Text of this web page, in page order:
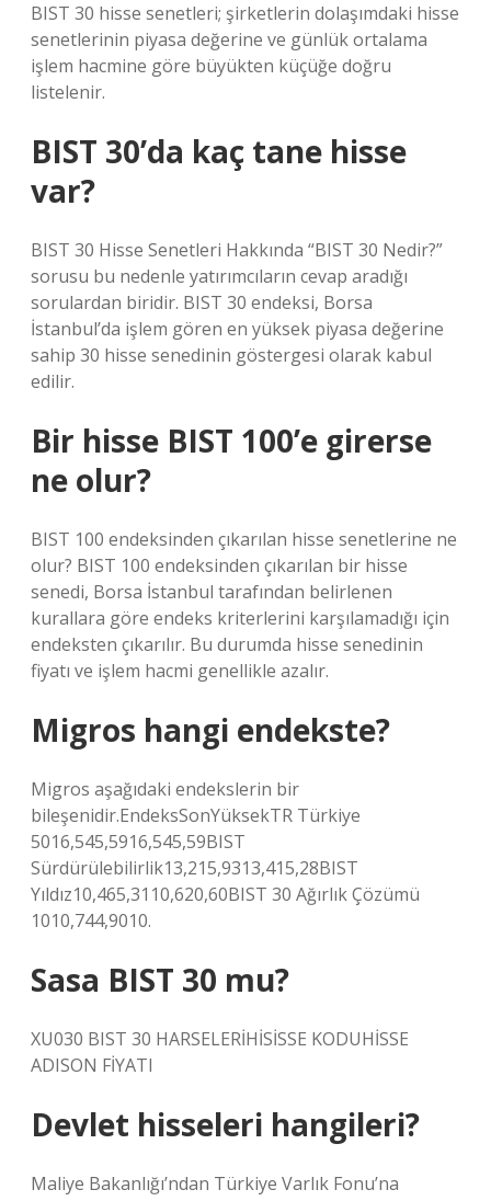
BIST 30 hisse senetleri; şirketlerin dolaşımdaki hisse
senetlerinin piyasa değerine ve günlük ortalama
işlem hacmine göre büyükten küçüğe doğru
listelenir.
BIST 30’da kaç tane hisse
var?
BIST 30 Hisse Senetleri Hakkında “BIST 30 Nedir?”
sorusu bu nedenle yatırımcıların cevap aradığı
sorulardan biridir. BIST 30 endeksi, Borsa
İstanbul’da işlem gören en yüksek piyasa değerine
sahip 30 hisse senedinin göstergesi olarak kabul
edilir.
Bir hisse BIST 100’e girerse
ne olur?
BIST 100 endeksinden çıkarılan hisse senetlerine ne
olur? BIST 100 endeksinden çıkarılan bir hisse
senedi, Borsa İstanbul tarafından belirlenen
kurallara göre endeks kriterlerini karşılamadığı için
endeksten çıkarılır. Bu durumda hisse senedinin
fiyatı ve işlem hacmi genellikle azalır.
Migros hangi endekste?
Migros aşağıdaki endekslerin bir
bileşenidir.EndeksSonYüksekTR Türkiye
5016,545,5916,545,59BIST
Sürdürülebilirlik13,215,9313,415,28BIST
Yıldız10,465,3110,620,60BIST 30 Ağırlık Çözümü
1010,744,9010.
Sasa BIST 30 mu?
XU030 BIST 30 HARSELERİHİSİSSE KODUHİSSE
ADISON FİYATI
Devlet hisseleri hangileri?
Maliye Bakanlığı’ndan Türkiye Varlık Fonu’na